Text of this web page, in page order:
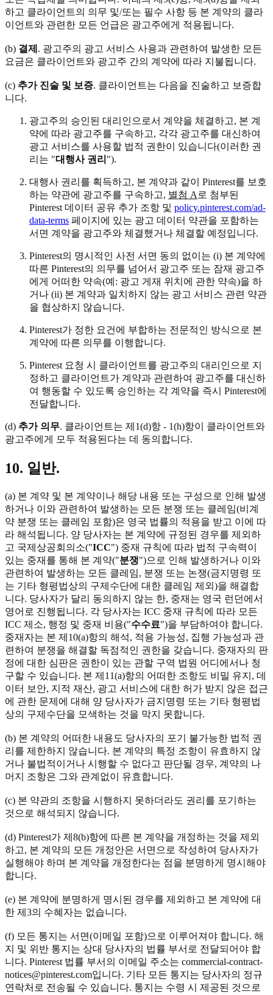
하고 클라이언트의 의무 및/또는 필수 사항 등 본 계약의 클라
이언트와 관련한 모든 언급은 광고주에게 적용됩니다.
(b) 결제 . 광고주의 광고 서비스 사용과 관련하여 발생한 모든
요금은 클라이언트와 광고주 간의 계약에 따라 지불됩니다.
(c) 추가 진술 및 보증. 클라이언트는 다음을 진술하고 보증합
니다.
광고주의 승인된 대리인으로서 계약을 체결하고, 본 계
약에 따라 광고주를 구속하고, 각각 광고주를 대신하여
광고 서비스를 사용할 법적 권한이 있습니다(이러한 권
리는 "대행사 권리 ").
대행사 권리를 획득하고, 본 계약과 같이 Pinterest를 보호
하는 약관에 광고주를 구속하고, 별첨 A 로 첨부된
Pinterest 데이터 공유 추가 조항 및 policy.pinterest.com/ad-
data-terms 페이지에 있는 광고 데이터 약관을 포함하는
서면 계약을 광고주와 체결했거나 체결할 예정입니다.
Pinterest의 명시적인 사전 서면 동의 없이는 (i) 본 계약에
따른 Pinterest의 의무를 넘어서 광고주 또는 잠재 광고주
에게 어떠한 약속(예: 광고 게재 위치에 관한 약속)을 하
거나 (ii) 본 계약과 일치하지 않는 광고 서비스 관련 약관
을 협상하지 않습니다.
Pinterest가 정한 요건에 부합하는 전문적인 방식으로 본
계약에 따른 의무를 이행합니다.
Pinterest 요청 시 클라이언트를 광고주의 대리인으로 지
정하고 클라이언트가 계약과 관련하여 광고주를 대신하
여 행동할 수 있도록 승인하는 각 계약을 즉시 Pinterest에
전달합니다.
(d) 추가 의무. 클라이언트는 제1(d)항 - 1(h)항이 클라이언트와
광고주에게 모두 적용된다는 데 동의합니다.
10. 일반.
(a) 본 계약 및 본 계약이나 해당 내용 또는 구성으로 인해 발생
하거나 이와 관련하여 발생하는 모든 분쟁 또는 클레임(비계
약 분쟁 또는 클레임 포함)은 영국 법률의 적용을 받고 이에 따
라 해석됩니다. 양 당사자는 본 계약에 규정된 경우를 제외하
고 국제상공회의소("ICC") 중재 규칙에 따라 법적 구속력이
있는 중재를 통해 본 계약("분쟁")으로 인해 발생하거나 이와
관련하여 발생하는 모든 클레임, 분쟁 또는 논쟁(금지명령 또
는 기타 형평법상의 구제수단에 대한 클레임 제외)을 해결합
니다. 당사자가 달리 동의하지 않는 한, 중재는 영국 런던에서
영어로 진행됩니다. 각 당사자는 ICC 중재 규칙에 따라 모든
ICC 제소, 행정 및 중재 비용("수수료")을 부담하여야 합니다.
중재자는 본 제10(a)항의 해석, 적용 가능성, 집행 가능성과 관
련하여 분쟁을 해결할 독점적인 권한을 갖습니다. 중재자의 판
정에 대한 심판은 권한이 있는 관할 구역 법원 어디에서나 청
구할 수 있습니다. 본 제11(a)항의 어떠한 조항도 비밀 유지, 데
이터 보안, 지적 재산, 광고 서비스에 대한 허가 받지 않은 접근
에 관한 문제에 대해 양 당사자가 금지명령 또는 기타 형평법
상의 구제수단을 모색하는 것을 막지 못합니다.
(b) 본 계약의 어떠한 내용도 당사자의 포기 불가능한 법적 권
리를 제한하지 않습니다. 본 계약의 특정 조항이 유효하지 않
거나 불법적이거나 시행할 수 없다고 판단될 경우, 계약의 나
머지 조항은 그와 관계없이 유효합니다.
(c) 본 약관의 조항을 시행하지 못하더라도 권리를 포기하는
것으로 해석되지 않습니다.
(d) Pinterest가 제8(b)항에 따른 본 계약을 개정하는 것을 제외
하고, 본 계약의 모든 개정안은 서면으로 작성하여 당사자가
실행해야 하며 본 계약을 개정한다는 점을 분명하게 명시해야
합니다.
(e) 본 계약에 분명하게 명시된 경우를 제외하고 본 계약에 대
한 제3의 수혜자는 없습니다.
(f) 모든 통지는 서면(이메일 포함)으로 이루어져야 합니다. 해
지 및 위반 통지는 상대 당사자의 법률 부서로 전달되어야 합
니다. Pinterest 법률 부서의 이메일 주소는 commercial-contract-
notices@pinterest.com입니다. 기타 모든 통지는 당사자의 정규
연락처로 전송될 수 있습니다. 통지는 수령 시 제공된 것으로